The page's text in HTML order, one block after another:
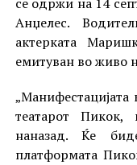
Анџелес.
актерката
емитуван во живо
театарот
наназад. Ќе
платформата